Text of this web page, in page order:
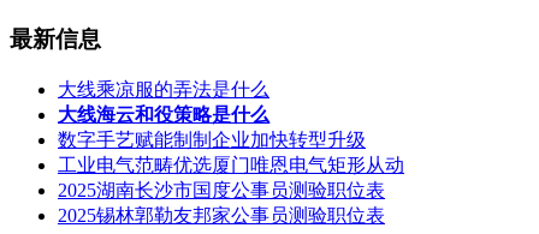
最新信息
大线乘凉服的弄法是什么
大线海云和役策略是什么
数字手艺赋能制制企业加快转型升级
工业电气范畴优选厦门唯恩电气矩形从动
2025湖南长沙市国度公事员测验职位表
2025锡林郭勒友邦家公事员测验职位表